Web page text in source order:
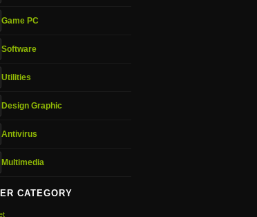
Game PC
Software
Utilities
Design Graphic
Antivirus
Multimedia
CATEGORY